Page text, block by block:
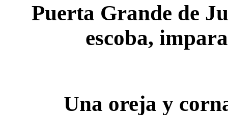
Puerta Grande de
escoba,
Una oreja y